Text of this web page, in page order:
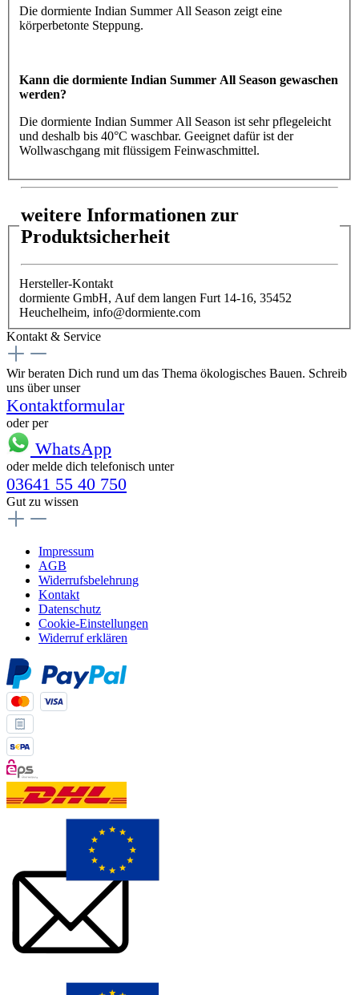
Die dormiente Indian Summer All Season zeigt eine
körperbetonte Steppung.
Kann die dormiente Indian Summer All Season gewaschen
werden?
Die dormiente Indian Summer All Season ist sehr pflegeleicht
und deshalb bis 40°C waschbar. Geeignet dafür ist der
Wollwaschgang mit flüssigem Feinwaschmittel.
weitere Informationen zur
Produktsicherheit
Hersteller-Kontakt
dormiente GmbH, Auf dem langen Furt 14-16, 35452
Heuchelheim, info@dormiente.com
Kontakt & Service
Wir beraten Dich rund um das Thema ökologisches Bauen. Schreib
uns über unser
Kontaktformular
oder per
WhatsApp
oder melde dich telefonisch unter
03641 55 40 750
Gut zu wissen
Impressum
AGB
Widerrufsbelehrung
Kontakt
Datenschutz
Cookie-Einstellungen
Widerruf erklären